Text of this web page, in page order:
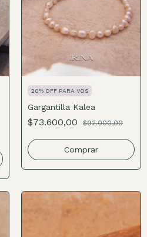
20% OFF PARA VOS
Gargantilla Kalea
$73.600,00 $92.000,00
Comprar